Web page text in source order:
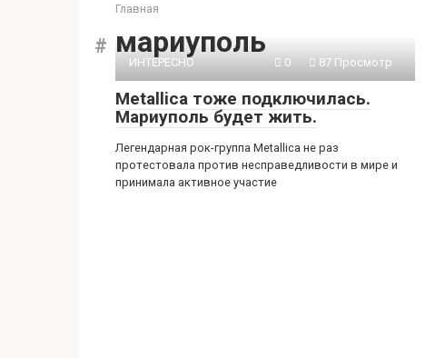
Главная
мариуполь
ИНТЕРЕСНО 0 87 Просмотр
Metallica тоже подключилась.
Мариуполь будет жить.
Легендарная рок-группа Metallica не раз
протестовала против несправедливости в мире и
принимала активное участие